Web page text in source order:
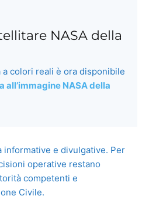
NASA della
colori reali è ora disponibile
all’immagine NASA della
informative e divulgative. Per
operative restano
competenti e
Civile.